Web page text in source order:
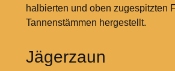
halbierten und oben zugespitzten
Tannenstämmen hergestellt.
Jägerzaun